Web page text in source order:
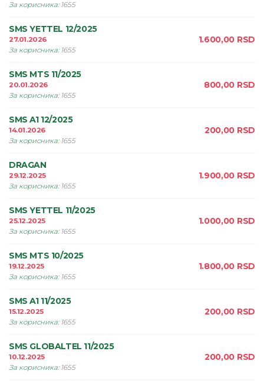
За корисника: 1655
SMS YETTEL 12/2025
27.01.2026
За корисника: 1655
1.600,00 RSD
SMS MTS 11/2025
20.01.2026
За корисника: 1655
800,00 RSD
SMS A1 12/2025
14.01.2026
За корисника: 1655
200,00 RSD
DRAGAN
29.12.2025
За корисника: 1655
1.900,00 RSD
SMS YETTEL 11/2025
25.12.2025
За корисника: 1655
1.000,00 RSD
SMS MTS 10/2025
19.12.2025
За корисника: 1655
1.800,00 RSD
SMS A1 11/2025
15.12.2025
За корисника: 1655
200,00 RSD
SMS GLOBALTEL 11/2025
10.12.2025
За корисника: 1655
200,00 RSD